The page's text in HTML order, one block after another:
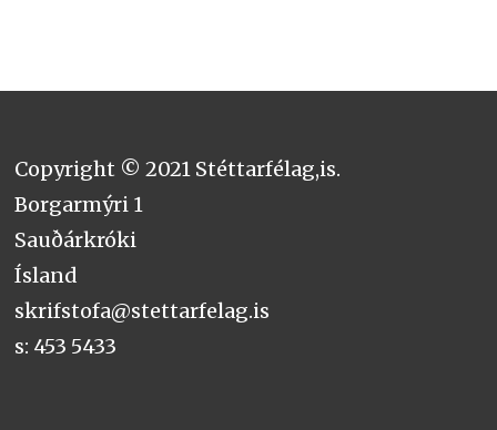
Copyright © 2021 Stéttarfélag,is.
Borgarmýri 1
Sauðárkróki
Ísland
skrifstofa@stettarfelag.is
s: 453 5433